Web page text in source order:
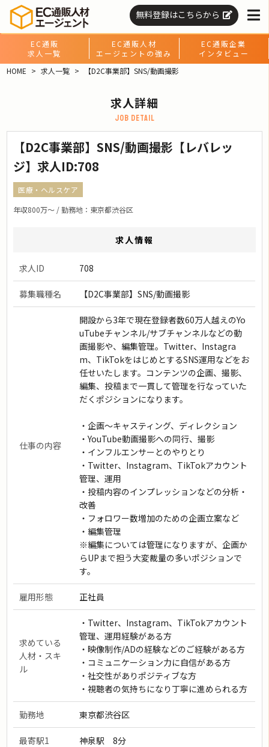
無料登録はこちらから
EC通販
求人一覧
EC通販人材
エージェントの強み
EC通販企業
インタビュー
HOME
求人一覧 【D2C事業部】SNS/動画撮影
求人詳細
job detail
【D2C事業部】SNS/動画撮影【レバレッ
ジ】求人ID:708
医療・ヘルスケア
年収800万〜 / 勤務地：東京都渋谷区
求人情報
求人ID 708
募集職種名 【D2C事業部】SNS/動画撮影
仕事の内容
開設から3年で現在登録者数60万人越えのYo
uTubeチャンネル/サブチャンネルなどの動
画撮影や、編集管理。Twitter、Instagra
m、TikTokをはじめとするSNS運用などをお
任せいたします。コンテンツの企画、撮影、
編集、投稿まで一貫して管理を行なっていた
だくポジションになります。
・企画〜キャスティング、ディレクション
・YouTube動画撮影への同行、撮影
・インフルエンサーとのやりとり
・Twitter、Instagram、TikTokアカウント
管理、運用
・投稿内容のインプレッションなどの分析・
改善
・フォロワー数増加のための企画立案など
・編集管理
※編集については管理になりますが、企画か
らUPまで担う大変裁量の多いポジションで
す。
雇用形態 正社員
求めている
人材・スキ
ル
・Twitter、Instagram、TikTokアカウント
管理、運用経験がある方
・映像制作/ADの経験などのご経験がある方
・コミュニケーション力に自信がある方
・社交性がありポジティブな方
・視聴者の気持ちになり丁寧に進められる方
勤務地 東京都渋谷区
最寄駅1 神泉駅 8分